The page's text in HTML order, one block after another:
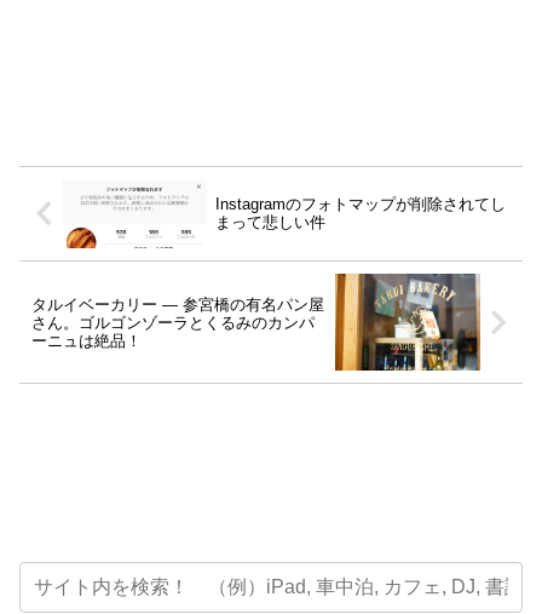
Instagramのフォトマップが削除されてし
まって悲しい件
タルイベーカリー ― 参宮橋の有名パン屋
さん。ゴルゴンゾーラとくるみのカンパ
ーニュは絶品！